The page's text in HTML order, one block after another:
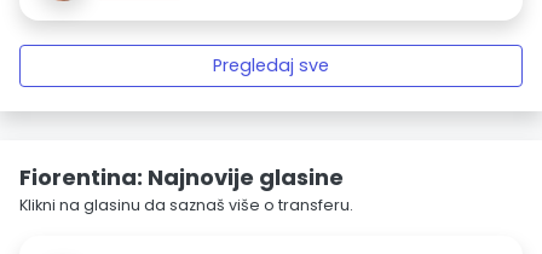
Pregledaj sve
Fiorentina: Najnovije glasine
Klikni na glasinu da saznaš više o transferu.